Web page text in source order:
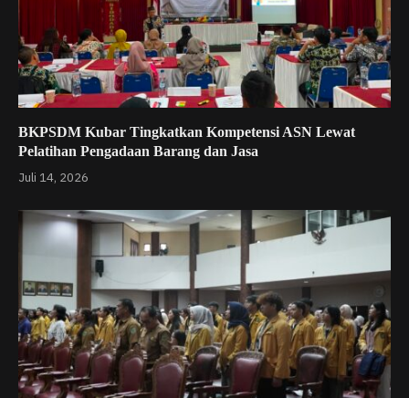
BKPSDM Kubar Tingkatkan Kompetensi ASN Lewat
Pelatihan Pengadaan Barang dan Jasa
Juli 14, 2026